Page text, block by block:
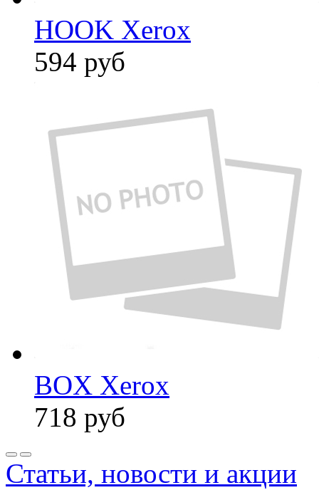
HOOK Xerox
594 руб
BOX Xerox
718 руб
Статьи, новости и акции